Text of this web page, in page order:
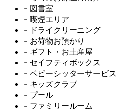
- 図書室
- 喫煙エリア
- ドライクリーニング
- お荷物お預かり
- ギフト・お土産屋
- セイフティボックス
- ベビーシッターサービス
- キッズクラブ
- プール
- ファミリールーム